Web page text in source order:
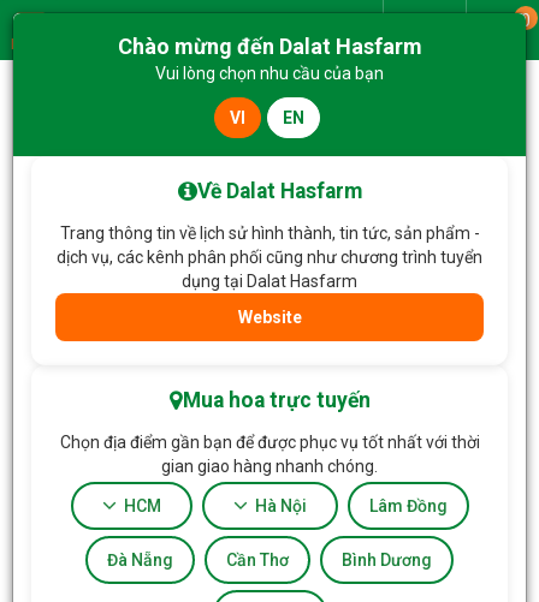
Menu
0
Hoa Tặng & Hoa Dịch Vụ
Chào mừng đến Dalat Hasfarm
Vui lòng chọn nhu cầu của bạn
VI EN
Về Dalat Hasfarm
Trang thông tin về lịch sử hình thành, tin tức, sản phẩm -
dịch vụ, các kênh phân phối cũng như chương trình tuyển
dụng tại Dalat Hasfarm
Website
Mua hoa trực tuyến
Chọn địa điểm gần bạn để được phục vụ tốt nhất với thời
gian giao hàng nhanh chóng.
HCM Hà Nội Lâm Đồng
Đà Nẵng Cần Thơ Bình Dương